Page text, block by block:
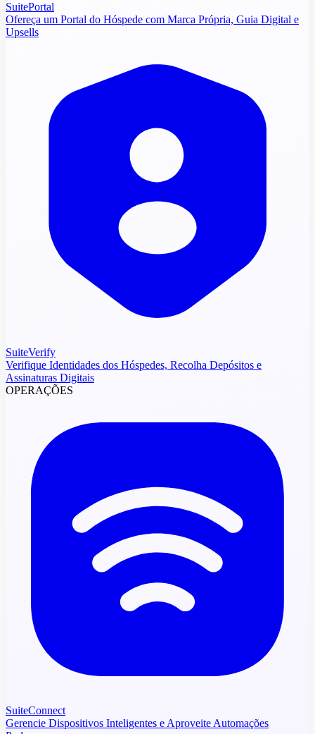
SuitePortal
Ofereça um Portal do Hóspede com Marca Própria, Guia Digital e
Upsells
SuiteVerify
Verifique Identidades dos Hóspedes, Recolha Depósitos e
Assinaturas Digitais
OPERAÇÕES
SuiteConnect
Gerencie Dispositivos Inteligentes e Aproveite Automações